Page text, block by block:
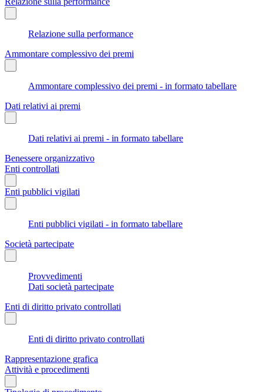
Relazione sulla performance
Ammontare complessivo dei premi
Ammontare complessivo dei premi - in formato tabellare
Dati relativi ai premi
Dati relativi ai premi - in formato tabellare
Benessere organizzativo
Enti controllati
Enti pubblici vigilati
Enti pubblici vigilati - in formato tabellare
Società partecipate
Provvedimenti
Dati società partecipate
Enti di diritto privato controllati
Enti di diritto privato controllati
Rappresentazione grafica
Attività e procedimenti